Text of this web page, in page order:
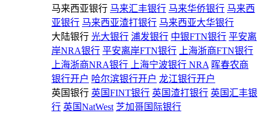
马来西亚银行 马来汇丰银行 马来华侨银行 马来西
亚银行 马来西亚渣打银行 马来西亚大华银行
大陆银行 光大银行 浦发银行 中银FTN银行 平安离
岸NRA银行 平安离岸FTN银行
上海浙商FTN银行
上海浙商NRA银行
上海宁波银行 NRA 晖春农商
银行开户 哈尔滨银行开户 龙江银行开户
英国银行 英国FINT银行 英国渣打银行 英国汇丰银
行 英国NatWest 芝加哥国际银行